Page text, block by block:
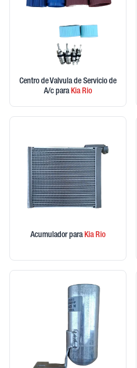
Centro de Valvula de Servicio de
A/c paraKiaRio
Acumulador paraKiaRio